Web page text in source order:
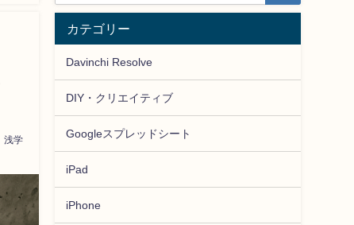
浅学
カテゴリー
Davinchi Resolve
DIY・クリエイティブ
Googleスプレッドシート
iPad
iPhone